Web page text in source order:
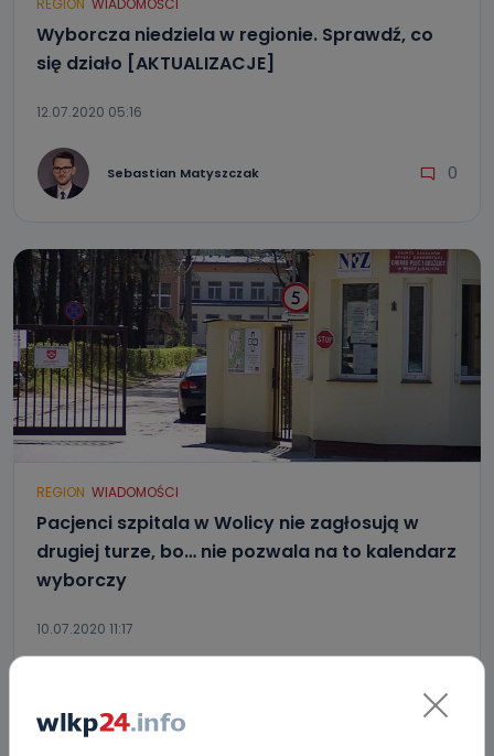
REGION WIADOMOŚCI
Wyborcza niedziela w regionie. Sprawdź, co
się działo [AKTUALIZACJE]
12.07.2020 05:16
Sebastian Matyszczak 0
REGION WIADOMOŚCI
Pacjenci szpitala w Wolicy nie zagłosują w
drugiej turze, bo… nie pozwala na to kalendarz
wyborczy
10.07.2020 11:17